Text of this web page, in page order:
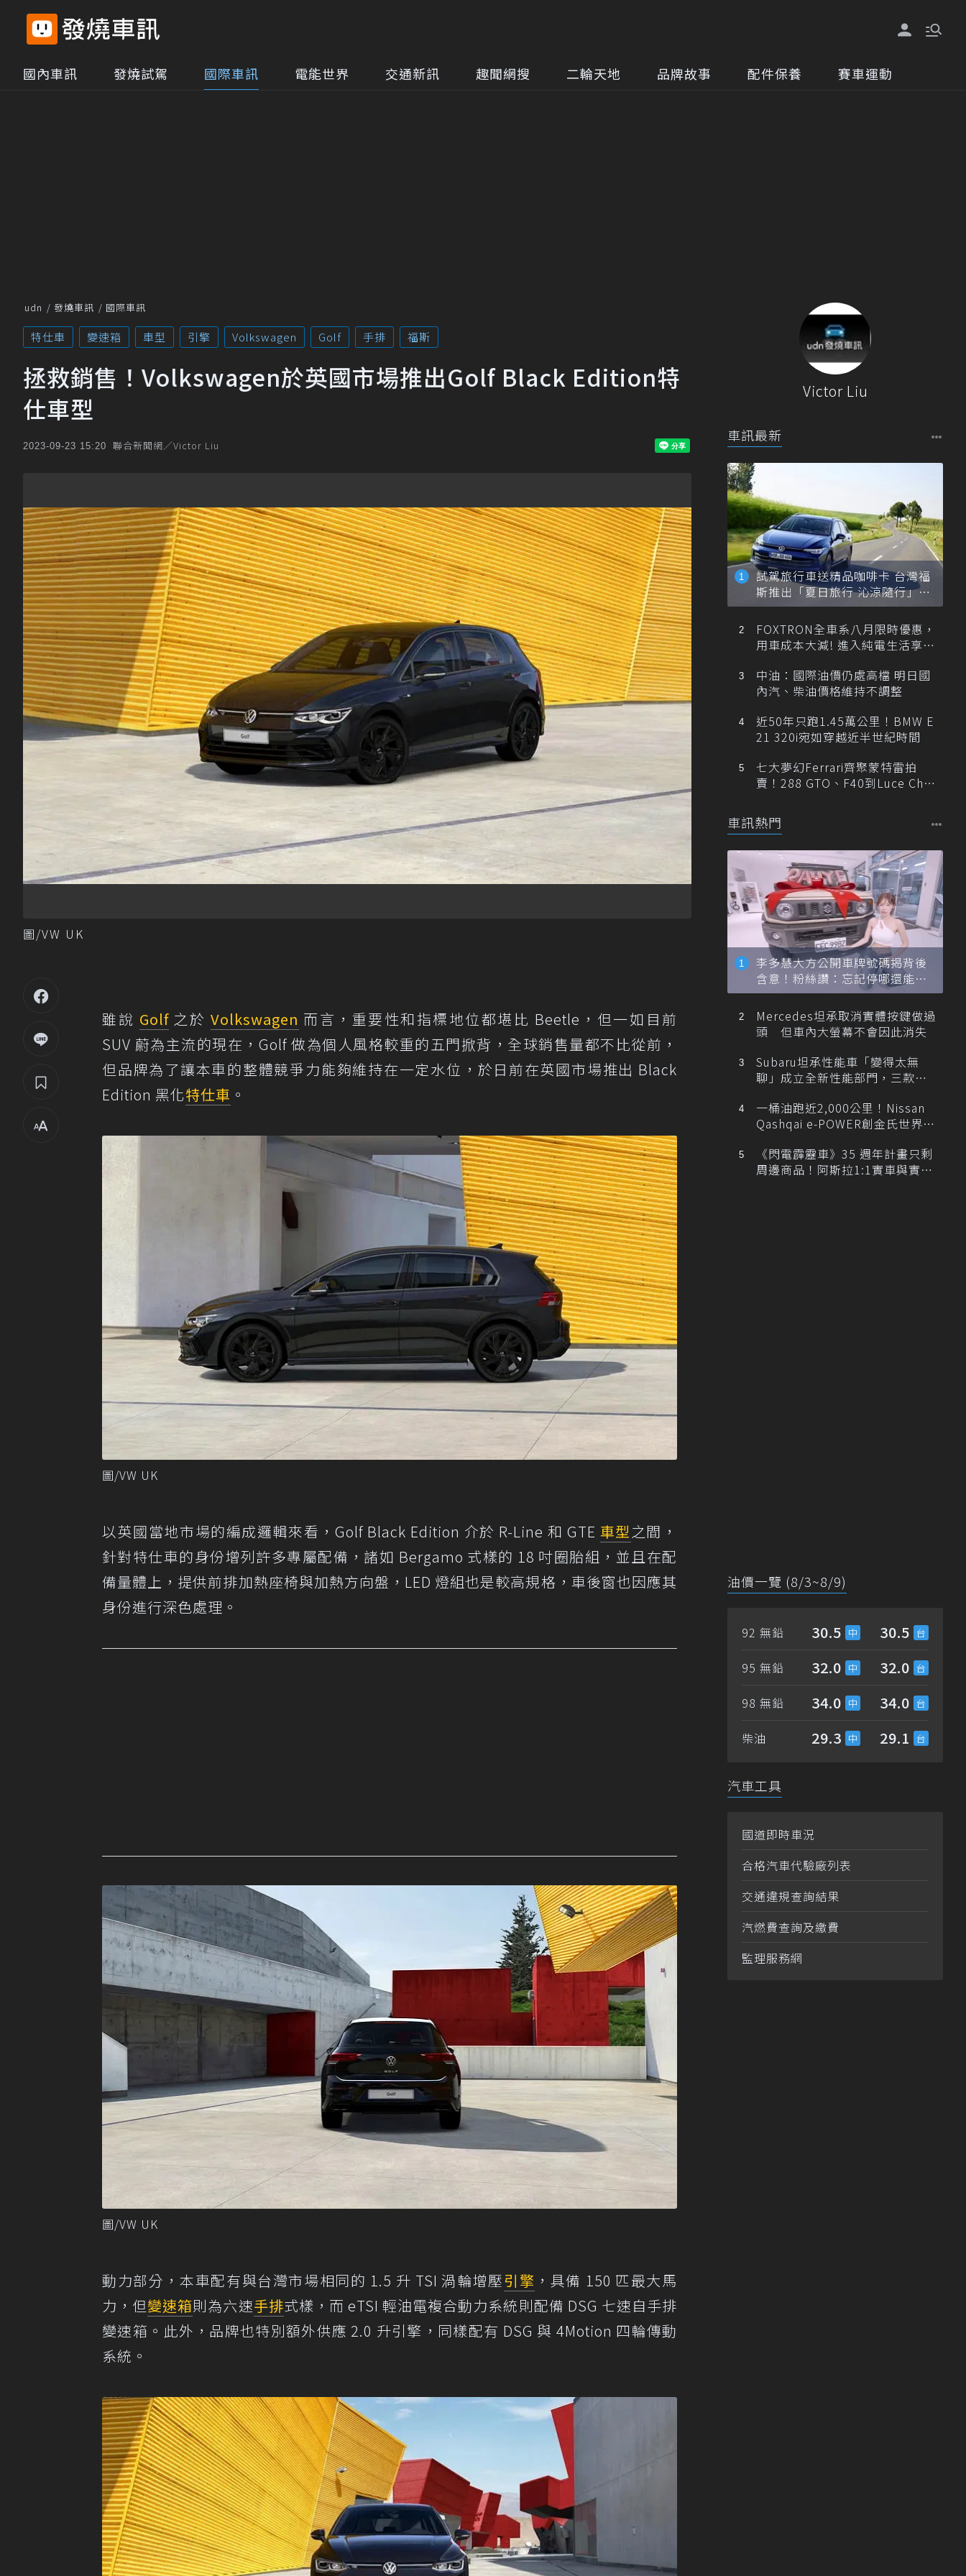
國內車訊 發燒試駕 國際車訊 電能世界 交通新訊 趣聞網搜 二輪天地 品牌故事 配件保養 賽車運動
udn 發燒車訊 國際車訊
特仕車 變速箱 車型 引擎 Volkswagen Golf 手排 福斯
拯救銷售！Volkswagen於英國市場推出Golf Black Edition特
仕車型
2023-09-23 15:20 聯合新聞網／Victor Liu
圖/VW UK
雖說 Golf之於 Volkswagen 而言，重要性和指標地位都堪比 Beetle，但一如目前
SUV 蔚為主流的現在，Golf 做為個人風格較重的五門掀背，全球銷售量都不比從前，
但品牌為了讓本車的整體競爭力能夠維持在一定水位，於日前在英國市場推出 Black
Edition 黑化特仕車 。
圖/VW UK
以英國當地市場的編成邏輯來看，Golf Black Edition 介於 R-Line 和 GTE 車型 之間，
針對特仕車的身份增列許多專屬配備，諸如 Bergamo 式樣的 18 吋圈胎組，並且在配
備量體上，提供前排加熱座椅與加熱方向盤，LED 燈組也是較高規格，車後窗也因應其
身份進行深色處理。
圖/VW UK
動力部分，本車配有與台灣市場相同的 1.5 升 TSI 渦輪增壓引擎 ，具備 150 匹最大馬
力，但變速箱則為六速手排式樣，而 eTSI 輕油電複合動力系統則配備 DSG 七速自手排
變速箱。此外，品牌也特別額外供應 2.0 升引擎，同樣配有 DSG 與 4Motion 四輪傳動
系統。
Victor Liu
車訊最新
試駕旅行車送精品咖啡卡 台灣福
斯推出「夏日旅行 沁涼隨行」活
動
FOXTRON全車系八月限時優惠，
用車成本大減! 進入純電生活享
中油：國際油價仍處高檔 明日國
內汽、柴油價格維持不調整
近50年只跑1.45萬公里！BMW E
21 320i宛如穿越近半世紀時間
七大夢幻Ferrari齊聚蒙特雷拍
賣！288 GTO、F40到Luce Cha
車訊熱門
李多慧大方公開車牌號碼揭背後
含意！粉絲讚：忘記停哪還能幫
忙找車
Mercedes坦承取消實體按鍵做過
頭 但車內大螢幕不會因此消失
Subaru坦承性能車「變得太無
聊」成立全新性能部門，三款手
一桶油跑近2,000公里！Nissan
Qashqai e-POWER創金氏世界紀
《閃電霹靂車》35 週年計畫只剩
周邊商品！阿斯拉1:1實車與實體
油價一覽 (8/3~8/9)
92 無鉛 30.5 30.5
95 無鉛 32.0 32.0
98 無鉛 34.0 34.0
柴油 29.3 29.1
汽車工具
國道即時車況
合格汽車代驗廠列表
交通違規查詢結果
汽燃費查詢及繳費
監理服務網